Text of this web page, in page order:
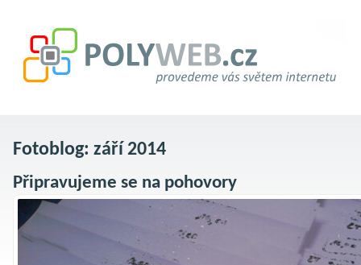
Fotoblog: září 2014
Připravujeme se na pohovory